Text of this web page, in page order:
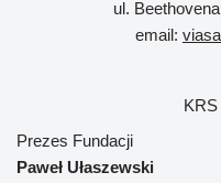
ul.
email:
KRS
Prezes Fundacji
Paweł Ułaszewski